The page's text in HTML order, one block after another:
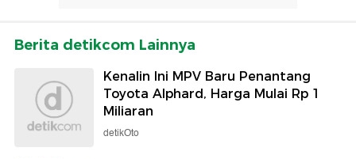
Berita detikcom Lainnya
Kenalin Ini MPV Baru Penantang
Toyota Alphard, Harga Mulai Rp 1
Miliaran
detikOto